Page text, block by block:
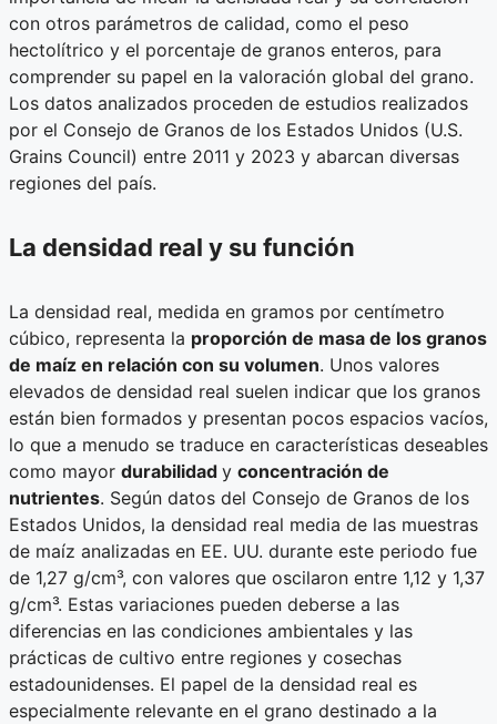
con otros parámetros de calidad, como el peso
hectolítrico y el porcentaje de granos enteros, para
comprender su papel en la valoración global del grano.
Los datos analizados proceden de estudios realizados
por el Consejo de Granos de los Estados Unidos (U.S.
Grains Council) entre 2011 y 2023 y abarcan diversas
regiones del país.
La densidad real y su función
La densidad real, medida en gramos por centímetro
cúbico, representa la proporción de masa de los granos
de maíz en relación con su volumen. Unos valores
elevados de densidad real suelen indicar que los granos
están bien formados y presentan pocos espacios vacíos,
lo que a menudo se traduce en características deseables
como mayor durabilidad y concentración de
nutrientes. Según datos del Consejo de Granos de los
Estados Unidos, la densidad real media de las muestras
de maíz analizadas en EE. UU. durante este periodo fue
de 1,27 g/cm³, con valores que oscilaron entre 1,12 y 1,37
g/cm³. Estas variaciones pueden deberse a las
diferencias en las condiciones ambientales y las
prácticas de cultivo entre regiones y cosechas
estadounidenses. El papel de la densidad real es
especialmente relevante en el grano destinado a la